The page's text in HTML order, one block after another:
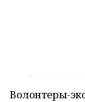
Волонтеры-